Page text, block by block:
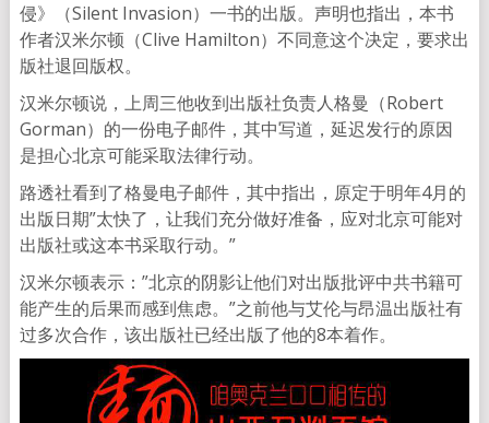
侵》（Silent Invasion）一书的出版。声明也指出，本书
作者汉米尔顿（Clive Hamilton）不同意这个决定，要求出
版社退回版权。
汉米尔顿说，上周三他收到出版社负责人格曼（Robert
Gorman）的一份电子邮件，其中写道，延迟发行的原因
是担心北京可能采取法律行动。
路透社看到了格曼电子邮件，其中指出，原定于明年4月的
出版日期”太快了，让我们充分做好准备，应对北京可能对
出版社或这本书采取行动。”
汉米尔顿表示：”北京的阴影让他们对出版批评中共书籍可
能产生的后果而感到焦虑。”之前他与艾伦与昂温出版社有
过多次合作，该出版社已经出版了他的8本着作。